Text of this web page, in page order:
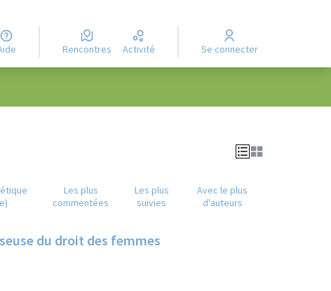
Aide Rencontres Activité Se connecter
Les plus
commentées
Les plus
suivies
Avec le plus
d'auteurs
du droit des femmes